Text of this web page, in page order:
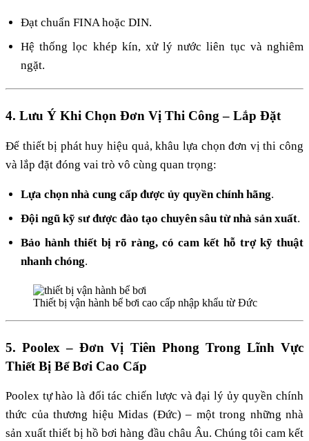
Đạt chuẩn FINA hoặc DIN.
Hệ thống lọc khép kín, xử lý nước liên tục và nghiêm
ngặt.
4. Lưu Ý Khi Chọn Đơn Vị Thi Công – Lắp Đặt
Để thiết bị phát huy hiệu quả, khâu lựa chọn đơn vị thi công
và lắp đặt đóng vai trò vô cùng quan trọng:
Lựa chọn nhà cung cấp được ủy quyền chính hãng.
Đội ngũ kỹ sư được đào tạo chuyên sâu từ nhà sản xuất.
Bảo hành thiết bị rõ ràng, có cam kết hỗ trợ kỹ thuật
nhanh chóng.
Thiết bị vận hành bể bơi cao cấp nhập khẩu từ Đức
5. Poolex – Đơn Vị Tiên Phong Trong Lĩnh Vực
Thiết Bị Bể Bơi Cao Cấp
Poolex tự hào là đối tác chiến lược và đại lý ủy quyền chính
thức của thương hiệu Midas (Đức) – một trong những nhà
sản xuất thiết bị hồ bơi hàng đầu châu Âu. Chúng tôi cam kết